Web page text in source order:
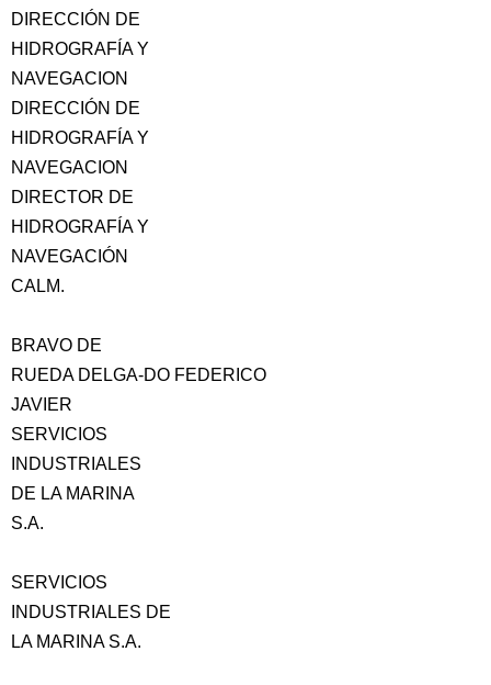
DIRECCIÓN DE
HIDROGRAFÍA Y
NAVEGACION
DIRECCIÓN DE
HIDROGRAFÍA Y
NAVEGACION
DIRECTOR DE
HIDROGRAFÍA Y
NAVEGACIÓN
CALM.
BRAVO DE
RUEDA DELGA-DO FEDERICO
JAVIER
SERVICIOS
INDUSTRIALES
DE LA MARINA
S.A.
SERVICIOS
INDUSTRIALES DE
LA MARINA S.A.